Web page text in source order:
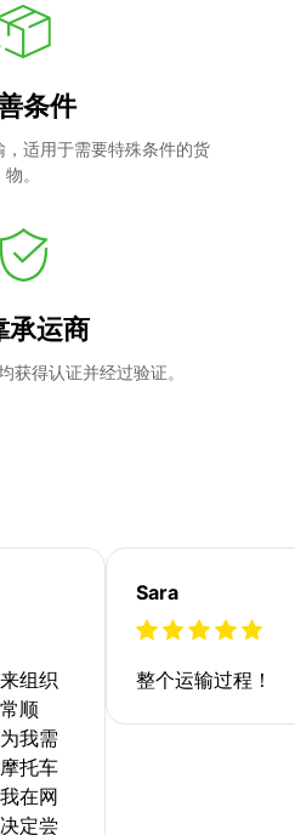
条件
，适用于需要特殊条件的货
物。
承运商
获得认证并经过验证。
组织
顺
我需
托车
在网
定尝
Sara
整个运输过程！